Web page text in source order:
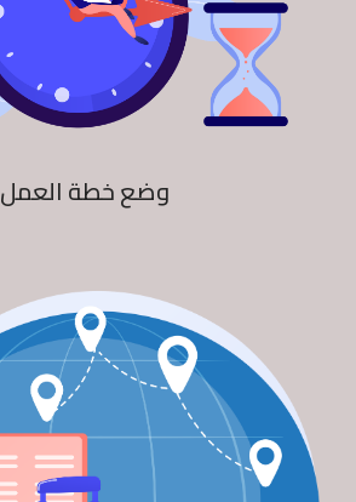
وضع خطة العمل